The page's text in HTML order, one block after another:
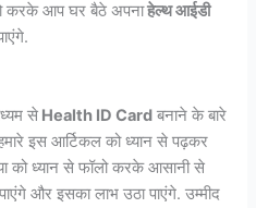
करके आप घर बैठे अपनाहेल्थ आईडी
से Health ID Card बनाने के बारे
इस आर्टिकल को ध्यान से पढ़कर
को ध्यान से फॉलो करके आसानी से
और इसका लाभ उठा पाएंगे. उम्मीद